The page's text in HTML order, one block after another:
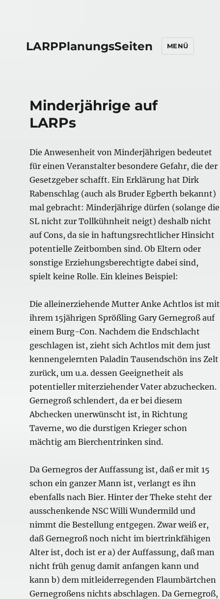
LARPPlanungsSeiten MENÜ
Minderjährige auf
LARPs
Die Anwesenheit von Minderjährigen bedeutet
für einen Veranstalter besondere Gefahr, die der
Gesetzgeber schafft. Ein Erklärung hat Dirk
Rabenschlag (auch als Bruder Egberth bekannt)
mal gebracht: Minderjährige dürfen (solange die
SL nicht zur Tollkühnheit neigt) deshalb nicht
auf Cons, da sie in haftungsrechtlicher Hinsicht
potentielle Zeitbomben sind. Ob Eltern oder
sonstige Erziehungsberechtigte dabei sind,
spielt keine Rolle. Ein kleines Beispiel:
Die alleinerziehende Mutter Anke Achtlos ist mit
ihrem 15jährigen Sprößling Gary Gernegroß auf
einem Burg-Con. Nachdem die Endschlacht
geschlagen ist, zieht sich Achtlos mit dem just
kennengelernten Paladin Tausendschön ins Zelt
zurück, um u.a. dessen Geeignetheit als
potentieller miterziehender Vater abzuchecken.
Gernegroß schlendert, da er bei diesem
Abchecken unerwünscht ist, in Richtung
Taverne, wo die durstigen Krieger schon
mächtig am Bierchentrinken sind.
Da Gernegros der Auffassung ist, daß er mit 15
schon ein ganzer Mann ist, verlangt es ihn
ebenfalls nach Bier. Hinter der Theke steht der
ausschenkende NSC Willi Wundermild und
nimmt die Bestellung entgegen. Zwar weiß er,
daß Gernegroß noch nicht im biertrinkfähigen
Alter ist, doch ist er a) der Auffassung, daß man
nicht früh genug damit anfangen kann und
kann b) dem mitleiderregenden Flaumbärtchen
Gernegroßens nichts abschlagen. Da Gernegroß,